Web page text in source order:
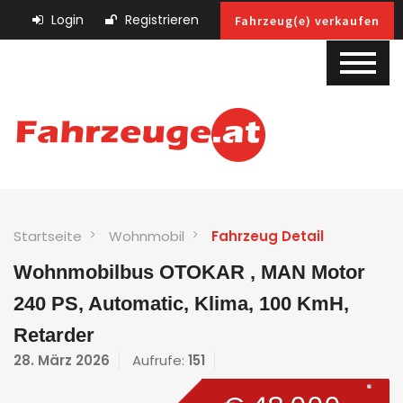
Login Registrieren Fahrzeug(e) verkaufen
Startseite Wohnmobil Fahrzeug Detail
Wohnmobilbus OTOKAR , MAN Motor
240 PS, Automatic, Klima, 100 KmH,
Retarder
28. März 2026 Aufrufe: 151